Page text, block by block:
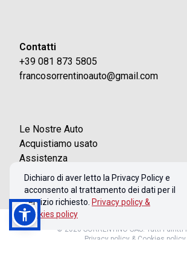
Contatti
+39 081 873 5805
francosorrentinoauto@gmail.com
Le Nostre Auto
Acquistiamo usato
Assistenza
Contatti
Dichiaro di aver letto la Privacy Policy e
acconsento al trattamento dei dati per il
servizio richiesto. Privacy policy &
Cookies policy
© 2026 SORRENTINO SAS. Tutti i diritti
Privacy policy & Cookies policy